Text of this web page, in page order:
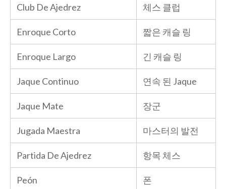
Club De Ajedrez 체스 클럽
Enroque Corto 짧은 캐슬 링
Enroque Largo 긴 캐슬 링
Jaque Continuo 연속 된 Jaque
Jaque Mate 장군
Jugada Maestra 마스터의 발전
Partida De Ajedrez 항목 체스
Peón 폰